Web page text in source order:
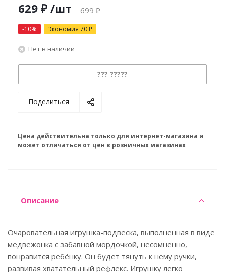
629 ₽ /шт 699₽
-10% Экономия 70₽
Нет в наличии
??? ?????
Поделиться
Цена действительна только для интернет-магазина и
может отличаться от цен в розничных магазинах
Описание
Очаровательная игрушка-подвеска, выполненная в виде
медвежонка с забавной мордочкой, несомненно,
понравится ребёнку. Он будет тянуть к нему ручки,
развивая хватательный рефлекс. Игрушку легко